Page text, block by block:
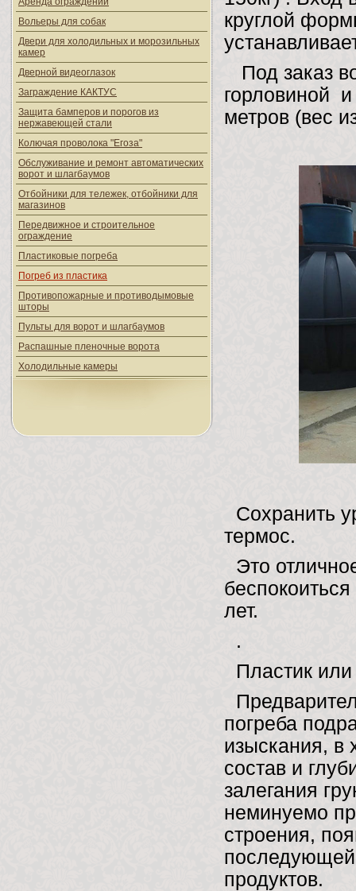
Вольеры для собак
Двери для холодильных и морозильных
камер
Дверной видеоглазок
Заграждение КАКТУС
Защита бамперов и порогов из
нержавеющей стали
Колючая проволока "Егоза"
Обслуживание и ремонт автоматических
ворот и шлагбаумов
Отбойники для тележек, отбойники для
магазинов
Передвижное и строительное
ограждение
Пластиковые погреба
Погреб из пластика
Противопожарные и противодымовые
шторы
Пульты для ворот и шлагбаумов
Распашные пленочные ворота
Холодильные камеры
круглой
Под заказ
горловиной
метров (вес
Сохранить
термос.
Это
лет.
.
Пластик
погреба
изыскания, в
состав и
залегания
неминуемо
строения,
последующей
продуктов.